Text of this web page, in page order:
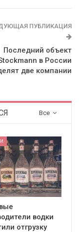
ПУБЛИКАЦИЯ
Последний объект
в России
две компании
Все
водки
отгрузку